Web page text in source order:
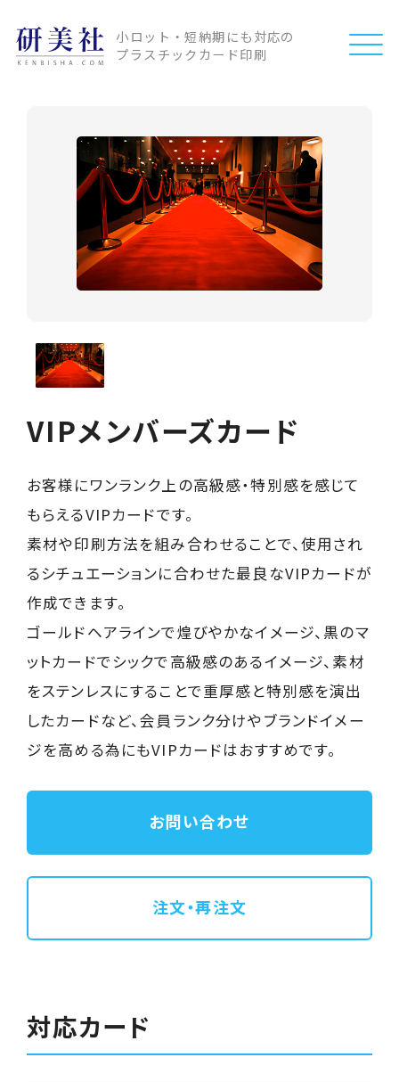
小ロット・短納期にも対応の
プラスチックカード印刷
VIPメンバーズカード
お客様にワンランク上の高級感・特別感を感じて
もらえるVIPカードです。
素材や印刷方法を組み合わせることで、使用され
るシチュエーションに合わせた最良なVIPカードが
作成できます。
ゴールドヘアラインで煌びやかなイメージ、黒のマ
ットカードでシックで高級感のあるイメージ、素材
をステンレスにすることで重厚感と特別感を演出
したカードなど、会員ランク分けやブランドイメー
ジを高める為にもVIPカードはおすすめです。
お問い合わせ
注文・再注文
対応カード